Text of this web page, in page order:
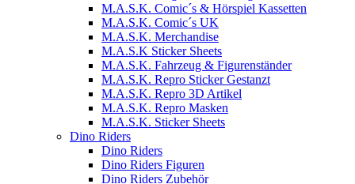
M.A.S.K. Comic´s & Hörspiel Kassetten
M.A.S.K. Comic´s UK
M.A.S.K. Merchandise
M.A.S.K Sticker Sheets
M.A.S.K. Fahrzeug & Figurenständer
M.A.S.K. Repro Sticker Gestanzt
M.A.S.K. Repro 3D Artikel
M.A.S.K. Repro Masken
M.A.S.K. Sticker Sheets
Dino Riders
Dino Riders
Dino Riders Figuren
Dino Riders Zubehör